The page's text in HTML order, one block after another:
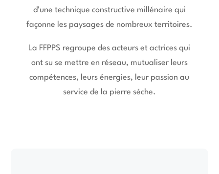
d’une technique constructive millénaire qui
façonne les paysages de nombreux territoires.
La FFPPS regroupe des acteurs et actrices qui
ont su se mettre en réseau, mutualiser leurs
compétences, leurs énergies, leur passion au
service de la pierre sèche.